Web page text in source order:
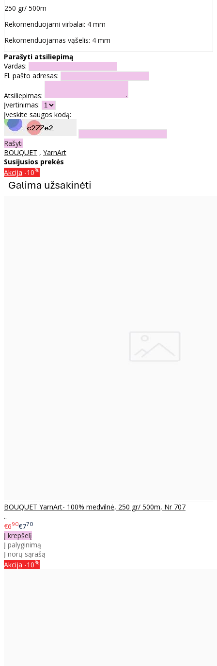
250 gr/ 500m
Rekomenduojami virbalai: 4 mm
Rekomenduojamas vąšelis: 4 mm
Parašyti atsiliepimą
Vardas:
El. pašto adresas:
Atsiliepimas:
Įvertinimas:
Įveskite saugos kodą:
Rašyti
BOUQUET , YarnArt
Susijusios prekės
Akcija -10%
BOUQUET YarnArt- 100% medvilnė, 250 gr/ 500m, Nr 707
..
€690€770
Į krepšelį
Į palyginimą
Į norų sąrašą
Akcija -10%